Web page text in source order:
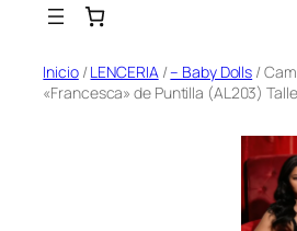
SaltarInicio/LENCERIA/– Baby Dolls /
«Francesca» de Puntilla (AL203)